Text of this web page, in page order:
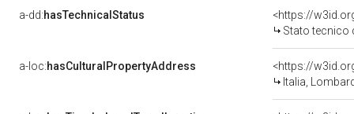
a-dd:hasTechnicalStatus
<https://
Stato tecnico
a-loc:hasCulturalPropertyAddress
<https://
Italia,